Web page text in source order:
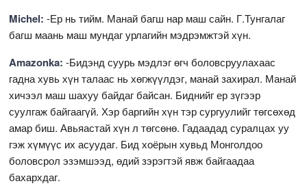
Michel:-Ер нь тийм. Манай багш нар маш сайн. Г.Тунгалаг
багш маань маш мундаг урлагийн мэдрэмжтэй хүн.
Amazonka:-Бидэнд суурь мэдлэг өгч боловсруулахаас
гадна хувь хүн талаас нь хөгжүүлдэг, манай захирал. Манай
хичээл маш шахуу байдаг байсан. Биднийг ер зүгээр
суулгаж байгаагүй. Хэр баргийн хүн тэр сургуулийг төгсөхөд
амар биш. Авьяастай хүн л төгсөнө. Гадаадад суралцах уу
гэж хүмүүс их асуудаг. Бид хоёрын хувьд Монголдоо
боловсрол эзэмшээд, өдий зэрэгтэй явж байгаадаа
бахархдаг.